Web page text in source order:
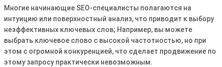
Многие начинающие SEO-специалисты полагаются на
интуицию или поверхностный анализ, что приводит к выбору
неэффективных ключевых слов; Например, вы можете
выбрать ключевое слово с высокой частотностью, но при
этом с огромной конкуренцией, что сделает продвижение по
этому запросу практически невозможным․